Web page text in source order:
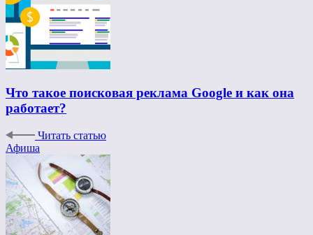
Что такое поисковая реклама Google и как она
работает?
Читать статью
Афиша